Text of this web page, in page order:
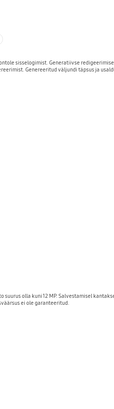
sisselogimist. Generatiivse
Genereeritud väljundi täpsus ja
olla kuni 12 MP. Salvestamisel